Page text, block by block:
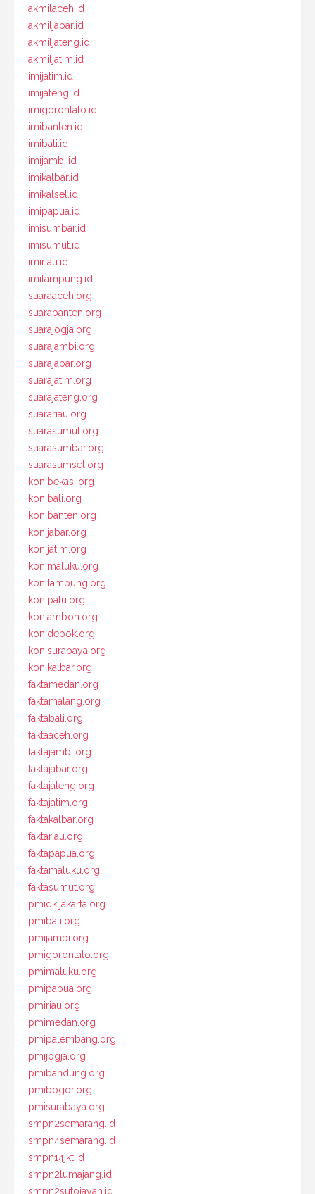
akmilaceh.id
akmiljabar.id
akmiljateng.id
akmiljatim.id
imijatim.id
imijateng.id
imigorontalo.id
imibanten.id
imibali.id
imijambi.id
imikalbar.id
imikalsel.id
imipapua.id
imisumbar.id
imisumut.id
imiriau.id
imilampung.id
suaraaceh.org
suarabanten.org
suarajogja.org
suarajambi.org
suarajabar.org
suarajatim.org
suarajateng.org
suarariau.org
suarasumut.org
suarasumbar.org
suarasumsel.org
konibekasi.org
konibali.org
konibanten.org
konijabar.org
konijatim.org
konimaluku.org
konilampung.org
konipalu.org
koniambon.org
konidepok.org
konisurabaya.org
konikalbar.org
faktamedan.org
faktamalang.org
faktabali.org
faktaaceh.org
faktajambi.org
faktajabar.org
faktajateng.org
faktajatim.org
faktakalbar.org
faktariau.org
faktapapua.org
faktamaluku.org
faktasumut.org
pmidkijakarta.org
pmibali.org
pmijambi.org
pmigorontalo.org
pmimaluku.org
pmipapua.org
pmiriau.org
pmimedan.org
pmipalembang.org
pmijogja.org
pmibandung.org
pmibogor.org
pmisurabaya.org
smpn2semarang.id
smpn4semarang.id
smpn14jkt.id
smpn2lumajang.id
smpn2sutojayan.id